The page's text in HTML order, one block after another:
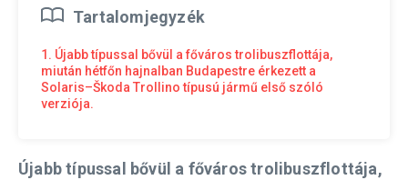
Tartalomjegyzék
1. Újabb típussal bővül a főváros trolibuszflottája,
miután hétfőn hajnalban Budapestre érkezett a
Solaris–Škoda Trollino típusú jármű első szóló
verziója.
Újabb típussal bővül a főváros trolibuszflottája,